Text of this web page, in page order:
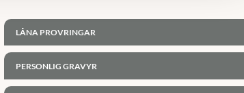
LÅNA PROVRINGAR
PERSONLIG GRAVYR